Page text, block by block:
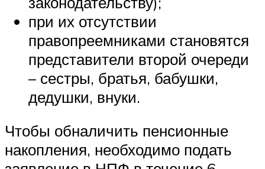
при их отсутствии
правопреемниками становятся
представители второй очереди
– сестры, братья, бабушки,
дедушки, внуки.
Чтобы обналичить пенсионные
накопления, необходимо подать